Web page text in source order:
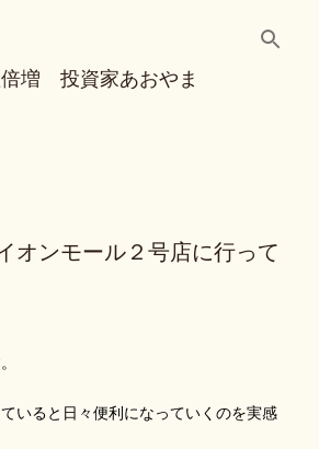
増 投資家あおやま
オンモール２号店に行って
いると日々便利になっていくのを実感